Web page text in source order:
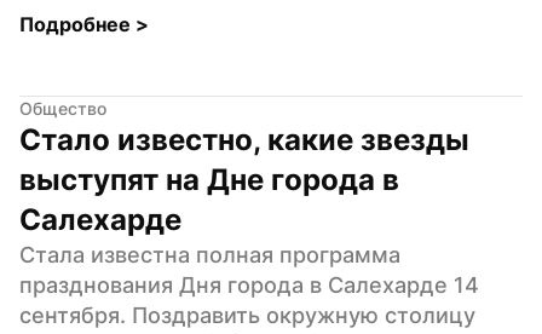
Подробнее >
Общество
Стало известно, какие звезды
выступят на Дне города в
Салехарде
Стала известна полная программа
празднования Дня города в Салехарде 14
сентября. Поздравить окружную столицу